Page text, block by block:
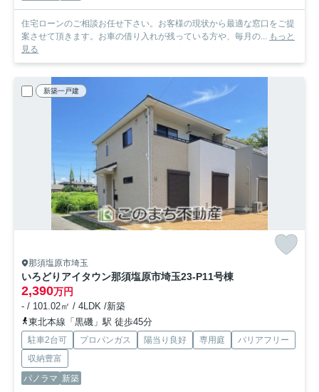
住宅ローンのご相談お任せ下さい。お客様の現状から最適な窓口をご提
案させて頂きます。お車の借り入れが残っている方や、毎月の... もっと
見る
新築一戸建
那須塩原市埼玉
いろどりアイタウン那須塩原市埼玉23-P11号棟
2,390万円
- / 101.02㎡ / 4LDK /新築
東北本線「黒磯」駅 徒歩45分
駐車2台可 プロパンガス 陽当り良好 専用庭
バリアフリー
収納豊富
パノラマ 新築